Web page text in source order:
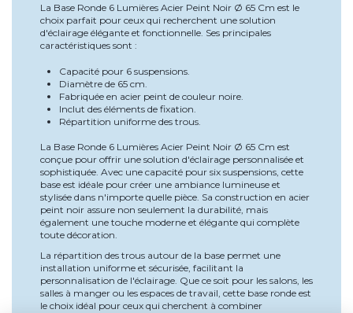
La Base Ronde 6 Lumières Acier Peint Noir Ø 65 Cm est le
choix parfait pour ceux qui recherchent une solution
d'éclairage élégante et fonctionnelle. Ses principales
caractéristiques sont :
Capacité pour 6 suspensions.
Diamètre de 65 cm.
Fabriquée en acier peint de couleur noire.
Inclut des éléments de fixation.
Répartition uniforme des trous.
La Base Ronde 6 Lumières Acier Peint Noir Ø 65 Cm est
conçue pour offrir une solution d'éclairage personnalisée et
sophistiquée. Avec une capacité pour six suspensions, cette
base est idéale pour créer une ambiance lumineuse et
stylisée dans n'importe quelle pièce. Sa construction en acier
peint noir assure non seulement la durabilité, mais
également une touche moderne et élégante qui complète
toute décoration.
La répartition des trous autour de la base permet une
installation uniforme et sécurisée, facilitant la
personnalisation de l'éclairage. Que ce soit pour les salons, les
salles à manger ou les espaces de travail, cette base ronde est
le choix idéal pour ceux qui cherchent à combiner